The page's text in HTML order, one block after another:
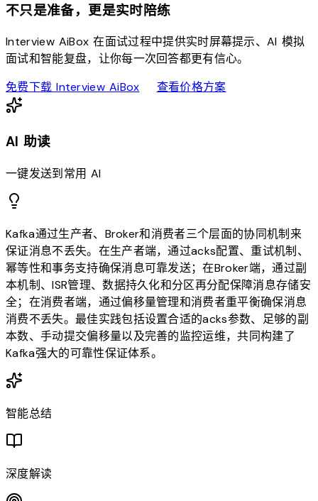
不只是准备，更是实时陪练
Interview AiBox 在面试过程中提供实时屏幕提示、AI 模拟
面试和智能复盘，让你每一次回答都更有信心。
免费下载 Interview AiBoxdownload查看价格方案sell
AI 助读
一键发送到常用 AI
Kafka通过生产者、Broker和消费者三个层面的协同机制来
保证消息不丢失。在生产者端，通过acks配置、重试机制、
幂等性和事务支持确保消息可靠发送；在Broker端，通过副
本机制、ISR管理、数据持久化和分区再分配保障消息存储安
全；在消费者端，通过偏移量管理和消费者重平衡确保消息
消费不丢失。最佳实践包括设置合适的acks参数、足够的副
本数、手动提交偏移量以及完善的监控运维，共同构建了
Kafka强大的可靠性保证体系。
智能总结
深度解读